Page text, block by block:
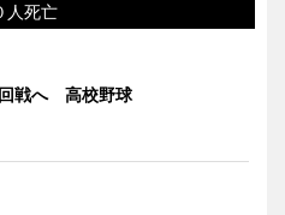
人死亡
戦へ 高校野球